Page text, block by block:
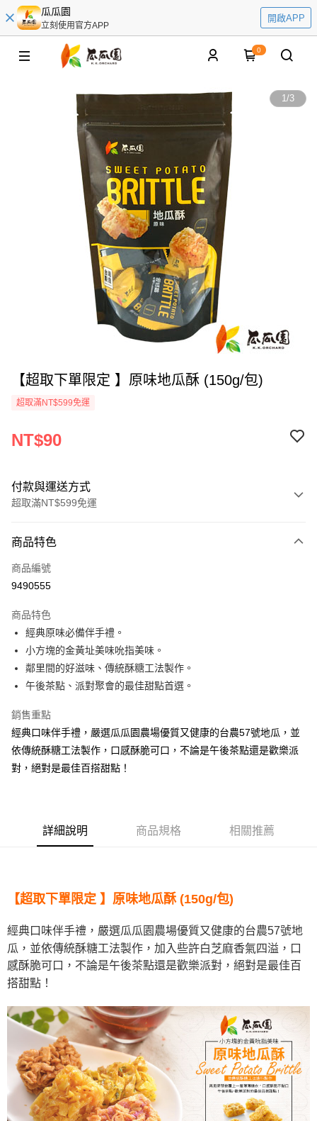
瓜瓜園
立刻使用官方APP
開啟APP
0
1/3
【超取下單限定 】原味地瓜酥 (150g/包)
超取滿NT$599免運
NT$90
付款與運送方式
超取滿NT$599免運
信用卡一次付款
超商取貨付款
Apple Pay
街口支付
悠遊付
全盈+PAY
AFTEE先享後付
相關說明
【關於「AFTEE先享後付」】
３．安心：先確認商品／服務後，再付款。
２．訂單成立數日內，您將收到繳費通知簡訊。
３．收到繳費通知簡訊後14天內，點擊此簡訊中的連結，可透過四大超商／
※ 請注意：結帳手續完成當下不需立刻繳費，但若您需要取消訂單，請聯絡
購買商品的店家。未經商家同意取消之訂單仍視為有效，需透過AFTEE先享
後付繳納相關費用。
※ 交易是否成功請以「AFTEE先享後付 」之結帳頁面顯示為準，若有關於
是否繳費成功／繳費後需取消欲退款等相關疑問，請聯繫「AFTEE先享後付
【注意事項】
１．透過由恩沛科技股份有限公司提供之「AFTEE先享後付」服務完成之交
易，需依本服務之必要範圍內提供個人資料，並將交易相關給付款項請求債
權轉讓予恩沛科技股份有限公司。
２．關於個人資料處理事宜，請瀏覽以下網址：
https://aftee.tw/terms/#terms3
３．未成年的使用者請事先徵得法定代理人或監護人之同意方可使用
「AFTEE先享後付」，若未經同意申辦者引起之損失，本公司不負相關責
全家取貨付款
每筆NT$120，滿NT$599(含以上)免運費
7-11取貨付款
每筆NT$120，滿NT$599(含以上)免運費
7-11取貨不付款
每筆NT$120，滿NT$599(含以上)免運費
宅配到府(常溫)
每筆NT$120，滿NT$1,500(含以上)免運費
商品特色
商品編號
9490555
商品特色
經典原味必備伴手禮。
小方塊的金黃址美味吮指美味。
鄰里間的好滋味、傳統酥糖工法製作。
午後茶點、派對聚會的最佳甜點首選。
銷售重點
經典口味伴手禮，嚴選瓜瓜園農場優質又健康的台農57號地瓜，並
依傳統酥糖工法製作，口感酥脆可口，不論是午後茶點還是歡樂派
對，絕對是最佳百搭甜點！
詳細說明 商品規格 相關推薦
【超取下單限定 】原味地瓜酥 (150g/包)
經典口味伴手禮，嚴選瓜瓜園農場優質又健康的台農57號地
瓜，並依傳統酥糖工法製作，加入些許白芝麻香氣四溢，口
感酥脆可口，不論是午後茶點還是歡樂派對，絕對是最佳百
搭甜點！